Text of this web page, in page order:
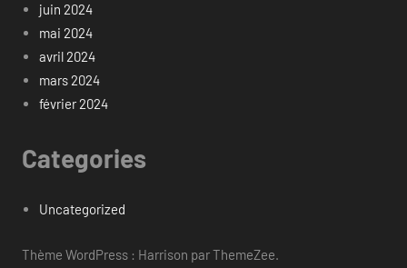
juin 2024
mai 2024
avril 2024
mars 2024
février 2024
Categories
Uncategorized
Thème WordPress : Harrison par ThemeZee.